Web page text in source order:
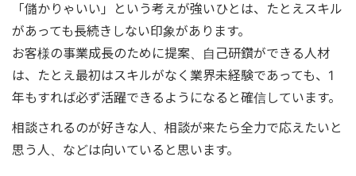
「儲かりゃいい」という考えが強いひとは、たとえスキル
があっても長続きしない印象があります。
お客様の事業成長のために提案、自己研鑽ができる人材
は、たとえ最初はスキルがなく業界未経験であっても、1
年もすれば必ず活躍できるようになると確信しています。
相談されるのが好きな人、相談が来たら全力で応えたいと
思う人、などは向いていると思います。